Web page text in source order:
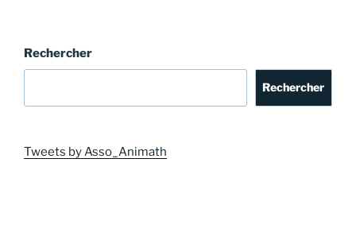
Rechercher
Rechercher
Tweets by Asso_Animath